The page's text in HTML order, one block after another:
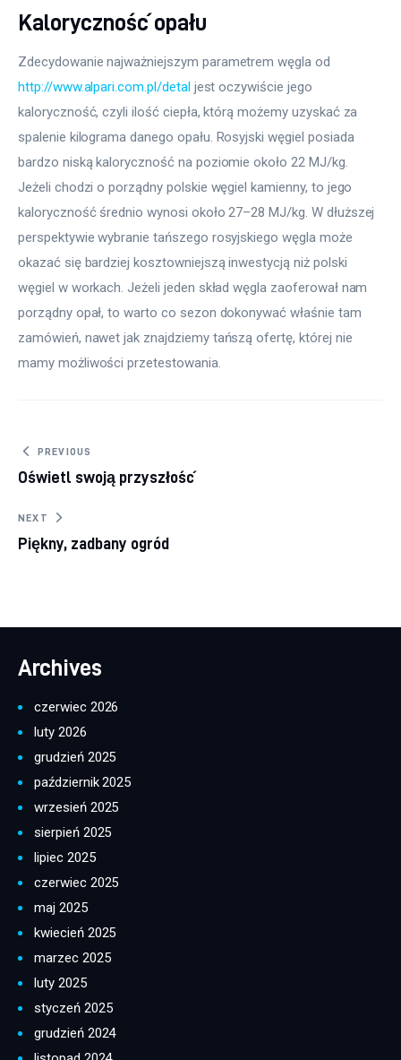
Kaloryczność opału
Zdecydowanie najważniejszym parametrem węgla od
http://www.alpari.com.pl/detal jest oczywiście jego
kaloryczność, czyli ilość ciepła, którą możemy uzyskać za
spalenie kilograma danego opału. Rosyjski węgiel posiada
bardzo niską kaloryczność na poziomie około 22 MJ/kg.
Jeżeli chodzi o porządny polskie węgiel kamienny, to jego
kaloryczność średnio wynosi około 27–28 MJ/kg. W dłuższej
perspektywie wybranie tańszego rosyjskiego węgla może
okazać się bardziej kosztowniejszą inwestycją niż polski
węgiel w workach. Jeżeli jeden skład węgla zaoferował nam
porządny opał, to warto co sezon dokonywać właśnie tam
zamówień, nawet jak znajdziemy tańszą ofertę, której nie
mamy możliwości przetestowania.
Nawigacja wpisu
PREVIOUS
Oświetl swoją przyszłość
NEXT
Piękny, zadbany ogród
Archives
czerwiec 2026
luty 2026
grudzień 2025
październik 2025
wrzesień 2025
sierpień 2025
lipiec 2025
czerwiec 2025
maj 2025
kwiecień 2025
marzec 2025
luty 2025
styczeń 2025
grudzień 2024